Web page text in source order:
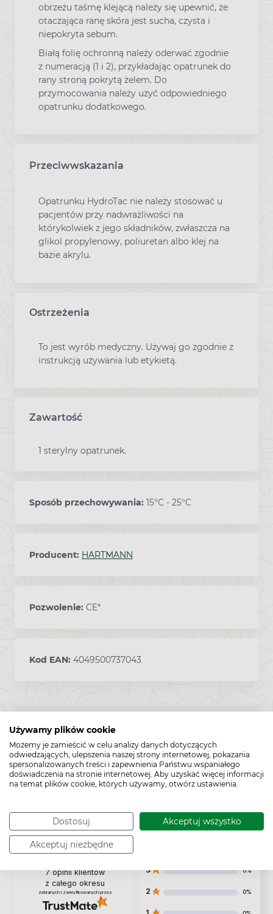
Używamy plików cookie
Możemy je zamieścić w celu analizy danych dotyczących
odwiedzających, ulepszenia naszej strony internetowej, pokazania
spersonalizowanych treści i zapewnienia Państwu wspaniałego
doświadczenia na stronie internetowej. Aby uzyskać więcej informacji
na temat plików cookie, których używamy, otwórz ustawienia.
Dostosuj Akceptuj wszystko
Akceptuj niezbędne
obrzeżu taśmę klejącą należy się upewnić, że
otaczająca ranę skóra jest sucha, czysta i
niepokryta sebum.
Białą folię ochronną należy oderwać zgodnie
z numeracją (1 i 2), przykładając opatrunek do
rany stroną pokrytą żelem. Do
przymocowania należy użyć odpowiedniego
opatrunku dodatkowego.
Przeciwwskazania
Opatrunku HydroTac nie należy stosować u
pacjentów przy nadwrażliwości na
którykolwiek z jego składników, zwłaszcza na
glikol propylenowy, poliuretan albo klej na
bazie akrylu.
Ostrzeżenia
To jest wyrób medyczny. Używaj go zgodnie z
instrukcją używania lub etykietą.
Zawartość
1 sterylny opatrunek.
Sposób przechowywania: 15°C - 25°C
Producent: HARTMANN
Pozwolenie: CE*
Kod EAN: 4049500737043
To jest wyrób medyczny. Używaj go zgodnie z instrukcją
4.9
7opinii klientów
z całego okresu
zebranych i zweryfikowanych przez
3 0%
2 0%